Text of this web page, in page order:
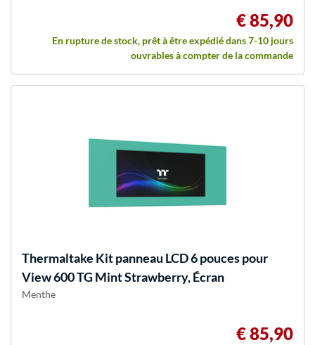
€ 85,90
En rupture de stock, prêt à être expédié dans 7-10 jours
ouvrables à compter de la commande
Thermaltake Kit panneau LCD 6 pouces pour
View 600 TG Mint Strawberry, Écran
Menthe
€ 85,90